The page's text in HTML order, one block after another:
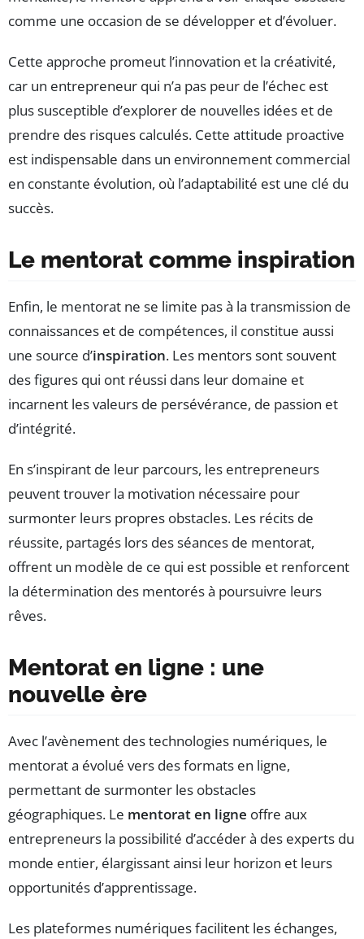
comme une occasion de se développer et d’évoluer.
Cette approche promeut l’innovation et la créativité,
car un entrepreneur qui n’a pas peur de l’échec est
plus susceptible d’explorer de nouvelles idées et de
prendre des risques calculés. Cette attitude proactive
est indispensable dans un environnement commercial
en constante évolution, où l’adaptabilité est une clé du
succès.
Le mentorat comme inspiration
Enfin, le mentorat ne se limite pas à la transmission de
connaissances et de compétences, il constitue aussi
une source d’inspiration. Les mentors sont souvent
des figures qui ont réussi dans leur domaine et
incarnent les valeurs de persévérance, de passion et
d’intégrité.
En s’inspirant de leur parcours, les entrepreneurs
peuvent trouver la motivation nécessaire pour
surmonter leurs propres obstacles. Les récits de
réussite, partagés lors des séances de mentorat,
offrent un modèle de ce qui est possible et renforcent
la détermination des mentorés à poursuivre leurs
rêves.
Mentorat en ligne : une
nouvelle ère
Avec l’avènement des technologies numériques, le
mentorat a évolué vers des formats en ligne,
permettant de surmonter les obstacles
géographiques. Le mentorat en ligne offre aux
entrepreneurs la possibilité d’accéder à des experts du
monde entier, élargissant ainsi leur horizon et leurs
opportunités d’apprentissage.
Les plateformes numériques facilitent les échanges,